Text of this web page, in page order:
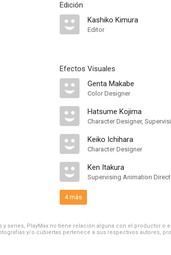
Edición
Kashiko Kimura
Editor
Efectos Visuales
Genta Makabe
Color Designer
Hatsume Kojima
Character Designer,
Keiko Ichihara
Character Designer
Ken Itakura
Supervising Animation
4 más
series, PlayMax no tiene relación alguna con el productor o
y/o cubiertas pertenece a sus respectivos autores,